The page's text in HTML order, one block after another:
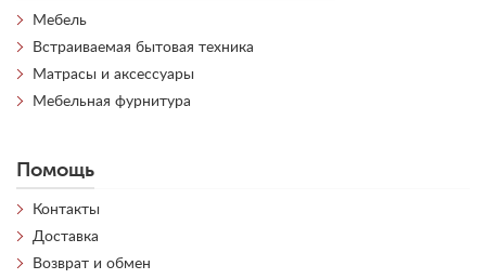
Мебель
Встраиваемая бытовая техника
Матрасы и аксессуары
Мебельная фурнитура
Помощь
Контакты
Доставка
Возврат и обмен